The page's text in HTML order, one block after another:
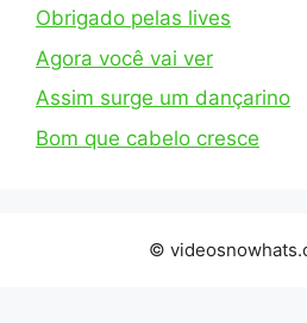
Obrigado pelas lives
Agora você vai ver
Assim surge um dançarino
Bom que cabelo cresce
©